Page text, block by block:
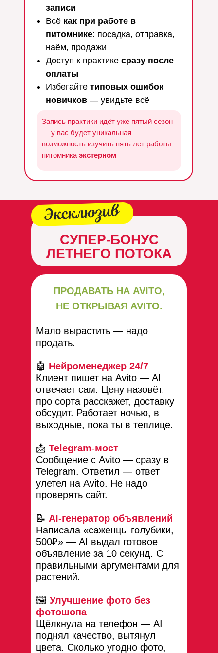
записи
Всё как при работе в
питомнике: посадка, отправка,
наём, продажи
Доступ к практике сразу после
оплаты
Избегайте типовых ошибок
новичков — увидьте всё
Запись практики идёт уже пятый сезон
— у вас будет уникальная
возможность изучить пять лет работы
питомника экстерном
Мало вырастить — надо
продать.
🤖 Нейроменеджер 24/7
Клиент пишет на Avito — AI
отвечает сам. Цену назовёт,
про сорта расскажет, доставку
обсудит. Работает ночью, в
выходные, пока ты в теплице.
📩 Telegram-мост
Сообщение с Avito — сразу в
Telegram. Ответил — ответ
улетел на Avito. Не надо
проверять сайт.
📝 AI-генератор объявлений
Написала «саженцы голубики,
500₽» — AI выдал готовое
объявление за 10 секунд. С
правильными аргументами для
растений.
🖼 Улучшение фото без
фотошопа
Щёлкнула на телефон — AI
поднял качество, вытянул
цвета. Сколько угодно фото,
ПРОДАВАТЬ НА AVITO,
НЕ ОТКРЫВАЯ AVITO.
СУПЕР-БОНУС
ЛЕТНЕГО ПОТОКА